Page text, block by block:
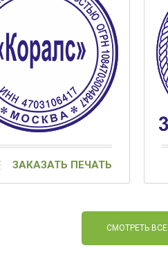
ЗАКАЗАТЬ ПЕЧАТЬ
СМОТРЕТЬ ВСЕ